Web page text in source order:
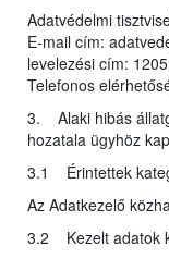
Adatvédelmi
E-mail cím:
levelezési cím:
Telefonos
3. Alaki hibás
hozatala ügyhöz
3.1 Érintettek
Az Adatkezelő
3.2 Kezelt adatok